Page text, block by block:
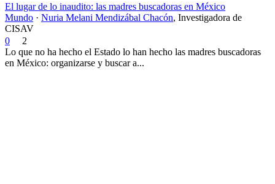
El lugar de lo inaudito: las madres buscadoras en México
Mundo · Nuria Melani Mendizábal Chacón, Investigadora de
CISAV
0
2
Lo que no ha hecho el Estado lo han hecho las madres buscadoras
en México: organizarse y buscar a...